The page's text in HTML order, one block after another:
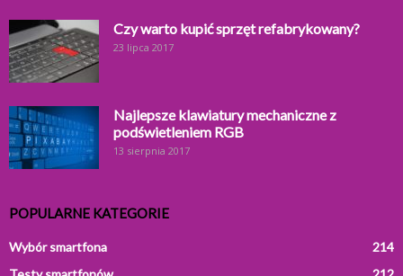
Czy warto kupić sprzęt refabrykowany?
23 lipca 2017
Najlepsze klawiatury mechaniczne z
podświetleniem RGB
13 sierpnia 2017
POPULARNE KATEGORIE
Wybór smartfona
214